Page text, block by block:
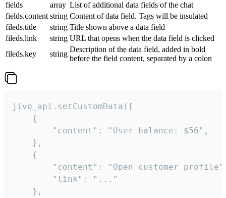
fields
array List of additional data fields of the chat
fields.content string Content of data field. Tags will be insulated
fileds.title
string Title shown above a data field
fileds.link
string URL that opens when the data field is clicked
fileds.key
string
Description of the data field, added in bold
before the field content, separated by a colon
jivo_api.setCustomData([
    {
        "content": "User balance: $56",
    },
    {
"content": "Open customer
        "link": "..."
    },